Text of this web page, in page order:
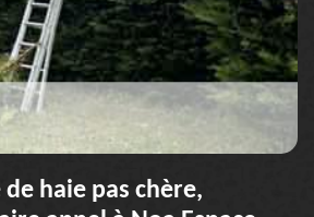
haie pas chère,